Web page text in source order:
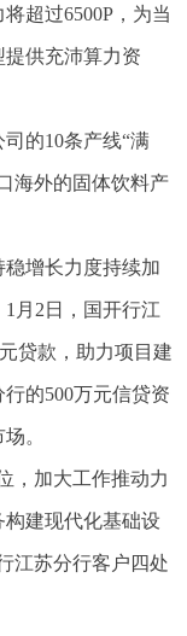
超过6500P，为当
供充沛算力资
的10条产线“满
海外的固体饮料产
增长力度持续加
月2日，国开行江
贷款，助力项目建
的500万元信贷资
。
加大工作推动力
建现代化基础设
江苏分行客户四处